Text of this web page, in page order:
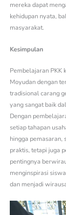
mereka dapat
kehidupan nyata,
masyarakat.
Kesimpulan
Pembelajaran PKK
Moyudan dengan
tradisional carang
yang sangat baik
Dengan
setiap tahapan
hingga
praktis, tetapi juga
pentingnya
menginspirasi
dan menjadi